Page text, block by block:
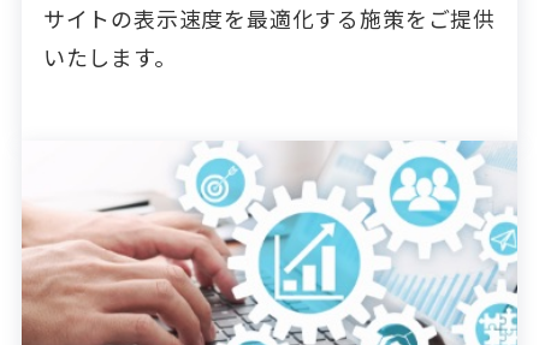
サイトの表示速度を最適化する施策をご提供
いたします。